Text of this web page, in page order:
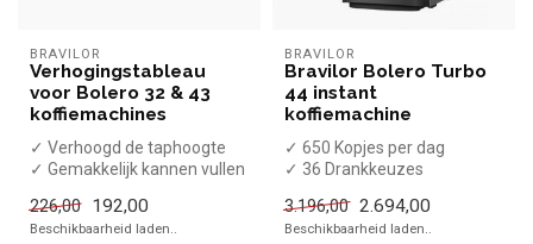
BRAVILOR
Verhogingstableau
voor Bolero 32 & 43
koffiemachines
✓ Verhoogd de taphoogte
✓ Gemakkelijk kannen vullen
226,00
192,00
Beschikbaarheid laden..
BRAVILOR
Bravilor Bolero Turbo
44 instant
koffiemachine
✓ 650 Kopjes per dag
✓ 36 Drankkeuzes
Heet water
...
3.196,00 2.694,00
Beschikbaarheid laden..